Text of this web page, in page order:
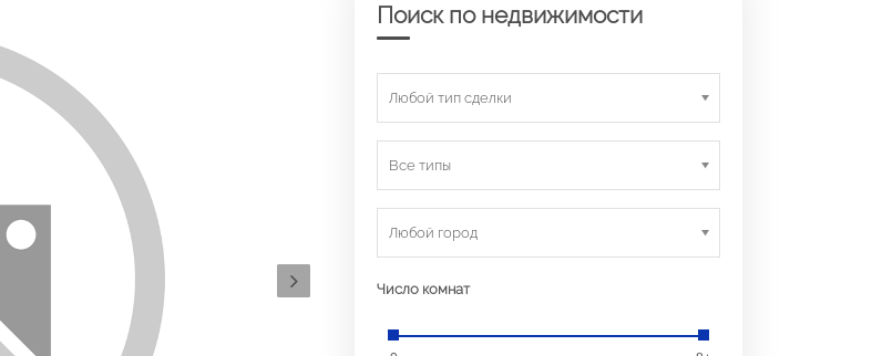
Поиск по недвижимости
Любой тип сделки
Все типы
Любой город
Число комнат